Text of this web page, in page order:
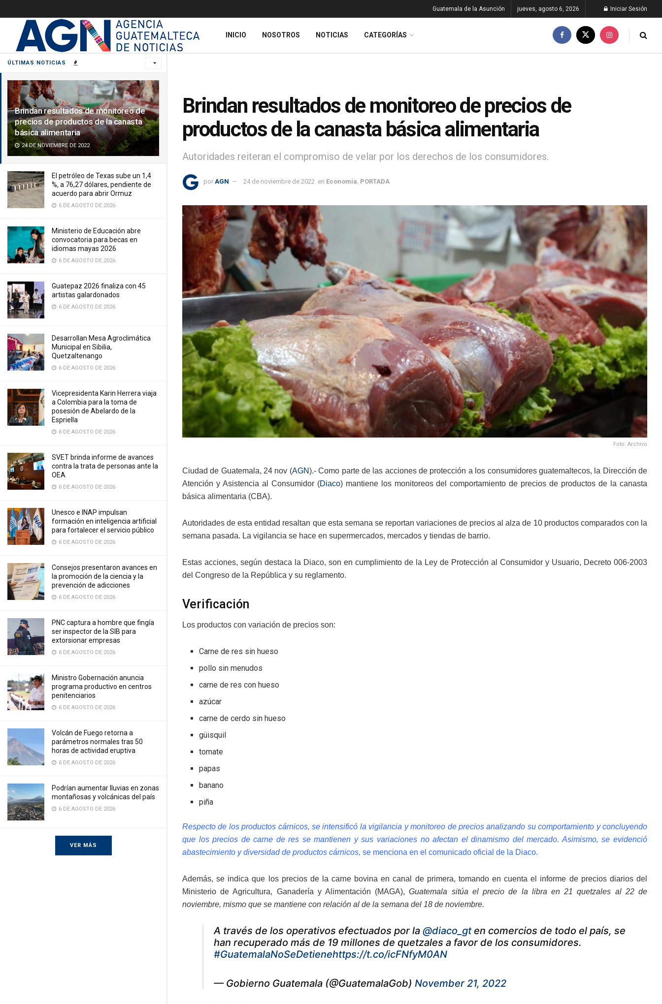
ÚLTIMAS NOTICIAS
Brindan resultados de monitoreo de
precios de productos de la canasta
básica alimentaria
24 DE NOVIEMBRE DE 2022
El petróleo de Texas sube un 1,4
%, a 76,27 dólares, pendiente de
acuerdo para abrir Ormuz
6 DE AGOSTO DE 2026
Ministerio de Educación abre
convocatoria para becas en
idiomas mayas 2026
6 DE AGOSTO DE 2026
Guatepaz 2026 finaliza con 45
artistas galardonados
6 DE AGOSTO DE 2026
Desarrollan Mesa Agroclimática
Municipal en Sibilia,
Quetzaltenango
6 DE AGOSTO DE 2026
Vicepresidenta Karin Herrera viaja
a Colombia para la toma de
posesión de Abelardo de la
Espriella
6 DE AGOSTO DE 2026
SVET brinda informe de avances
contra la trata de personas ante la
OEA
6 DE AGOSTO DE 2026
Unesco e INAP impulsan
formación en inteligencia artificial
para fortalecer el servicio público
6 DE AGOSTO DE 2026
Consejos presentaron avances en
la promoción de la ciencia y la
prevención de adicciones
6 DE AGOSTO DE 2026
PNC captura a hombre que fingía
ser inspector de la SIB para
extorsionar empresas
6 DE AGOSTO DE 2026
Ministro Gobernación anuncia
programa productivo en centros
penitenciarios
6 DE AGOSTO DE 2026
Volcán de Fuego retorna a
parámetros normales tras 50
horas de actividad eruptiva
6 DE AGOSTO DE 2026
Podrían aumentar lluvias en zonas
montañosas y volcánicas del país
6 DE AGOSTO DE 2026
VER MÁS
Guatemala de la Asunción jueves, agosto 6, 2026 Iniciar Sesión
INICIO NOSOTROS NOTICIAS CATEGORÍAS
Brindan resultados de monitoreo de precios de
productos de la canasta básica alimentaria
Autoridades reiteran el compromiso de velar por los derechos de los consumidores.
por AGN 24 de noviembre de 2022 en Economía PORTADA
Foto: Archivo
Ciudad de Guatemala, 24 nov (AGN).- Como parte de las acciones de protección a los consumidores guatemaltecos, la Dirección de
Atención y Asistencia al Consumidor (Diaco) mantiene los monitoreos del comportamiento de precios de productos de la canasta
básica alimentaria (CBA).
Autoridades de esta entidad resaltan que esta semana se reportan variaciones de precios al alza de 10 productos comparados con la
semana pasada. La vigilancia se hace en supermercados, mercados y tiendas de barrio.
Estas acciones, según destaca la Diaco, son en cumplimiento de la Ley de Protección al Consumidor y Usuario, Decreto 006-2003
del Congreso de la República y su reglamento.
Verificación
Los productos con variación de precios son:
Carne de res sin hueso
pollo sin menudos
carne de res con hueso
azúcar
carne de cerdo sin hueso
güisquil
tomate
papas
banano
piña
Respecto de los productos cárnicos, se intensificó la vigilancia y monitoreo de precios analizando su comportamiento y concluyendo
que los precios de carne de res se mantienen y sus variaciones no afectan el dinamismo del mercado. Asimismo, se evidenció
abastecimiento y diversidad de productos cárnicos, se menciona en el comunicado oficial de la Diaco.
Además, se indica que los precios de la carne bovina en canal de primera, tomando en cuenta el informe de precios diarios del
Ministerio de Agricultura, Ganadería y Alimentación (MAGA),Guatemala sitúa el precio de la libra en 21 quetzales al 22 de
noviembre, mismo que se mantiene con relación al de la semana del 18 de noviembre.
A través de los operativos efectuados por la @diaco_gten comercios de todo el país, se
han recuperado más de 19 millones de quetzales a favor de los consumidores.
#GuatemalaNoSeDetienehttps://t.co/icFNfyM0AN
— Gobierno Guatemala (@GuatemalaGob) November 21, 2022